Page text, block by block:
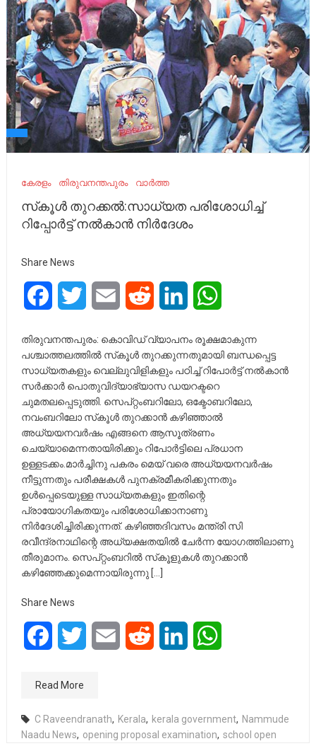
കേരളം തിരുവനന്തപുരം വാർത്ത
സ്‌കൂള്‍ തുറക്കല്‍:സാധ്യത പരിശോധിച്ച്
റിപ്പോർട്ട് നൽകാൻ നിർദേശം
Share News
FacebookTwitter Email Reddit LinkedIn
തിരുവനന്തപുരം: കൊവിഡ് വ്യാപനം രൂക്ഷമാകുന്ന
പശ്ചാത്തലത്തില്‍ സ്‌കൂള്‍ തുറക്കുന്നതുമായി ബന്ധപ്പെട്ട
സാധ്യതകളും വെല്ലുവിളികളും പഠിച്ച്‌ റിപോര്‍ട്ട് നല്‍കാന്‍
സര്‍ക്കാര്‍ പൊതുവിദ്യാഭ്യാസ ഡയറക്ടറെ
ചുമതലപ്പെടുത്തി. സെപ്റ്റംബറിലോ, ഒക്ടോബറിലോ,
നവംബറിലോ സ്‌കൂള്‍ തുറക്കാന്‍ കഴിഞ്ഞാല്‍
അധ്യയനവര്‍ഷം എങ്ങനെ ആസൂത്രണം
ചെയ്യാമെന്നതായിരിക്കും റിപോര്‍ട്ടിലെ പ്രധാന
ഉള്ളടക്കം.മാര്‍ച്ചിനു പകരം മെയ് വരെ അധ്യയനവര്‍ഷം
നീട്ടുന്നതും പരീക്ഷകള്‍ പുനക്രമീകരിക്കുന്നതും
ഉള്‍പ്പെടെയുള്ള സാധ്യതകളും ഇതിന്റെ
പ്രായോഗികതയും പരിശോധിക്കാനാണു
നിര്‍ദേശിച്ചിരിക്കുന്നത്. കഴിഞ്ഞദിവസം മന്ത്രി സി
രവീന്ദ്രനാഥിന്റെ അധ്യക്ഷതയില്‍ ചേര്‍ന്ന യോഗത്തിലാണു
തീരുമാനം. സെപ്റ്റംബറിൽ സ്‌കൂളുകള്‍ തുറക്കാന്‍
കഴിഞ്ഞേക്കുമെന്നായിരുന്നു […]
Share News
FacebookTwitter Email Reddit LinkedIn
Read More
C Raveendranath, Kerala, kerala government, Nammude
Naadu News, opening proposal examination, school open